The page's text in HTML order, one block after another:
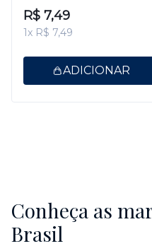
R$ 7,49
1x R$ 7,49
ADICIONAR
Conheça as
Brasil